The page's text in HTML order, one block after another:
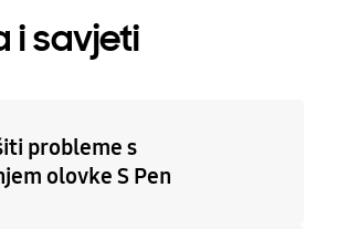
i savjeti
probleme s
olovke S Pen